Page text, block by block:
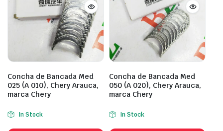
Concha de Bancada Med
025 (A 010), Chery Arauca,
marca Chery
In Stock
Concha de Bancada Med
050 (A 020), Chery Arauca,
marca Chery
In Stock